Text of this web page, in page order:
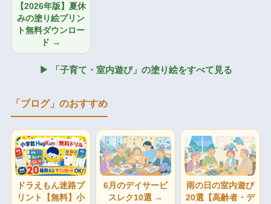
【2026年版】夏休
みの塗り絵プリン
ト無料ダウンロー
ド →
▶ 「子育て・室内遊び」の塗り絵をすべて見る
「ブログ」のおすすめ
ドラえもん迷路プ
リント【無料】小
6月のデイサービ
スレク10選 →
雨の日の室内遊び
20選【高齢者・デ